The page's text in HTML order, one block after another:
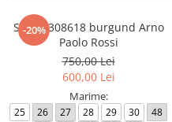
Sacouri dama
Compleuri dama
Imbracaminte sport dama
Tricouri dama
Geci si Scurte
Costume barbati
Cravate
Camasi barbati
Sacouri barbati
Scurte, Paltoane barbati
-20%
Sacou 308618 burgund Arno
Paolo Rossi
750,00 Lei
600,00 Lei
Marime:
25 26 27 28 29 30
48